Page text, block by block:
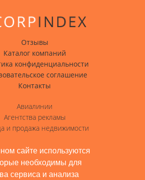
сайте используются
необходимы для
сервиса и анализа
Отзывы
Каталог компаний
конфиденциальности
соглашение
Контакты
Авиалинии
Агентства рекламы
и продажа недвижимости
Гостиницы, отели